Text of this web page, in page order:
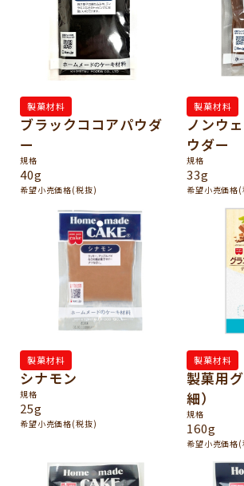
ブラックココアパウダ
ー
製菓材料
規格
40g
希望小売価格(税抜)
ノンウ
ウダー
製菓材料
規格
33g
希望小売価格
シナモン
製菓材料
規格
25g
希望小売価格(税抜)
製菓用
細）
製菓材料
規格
160g
希望小売価格